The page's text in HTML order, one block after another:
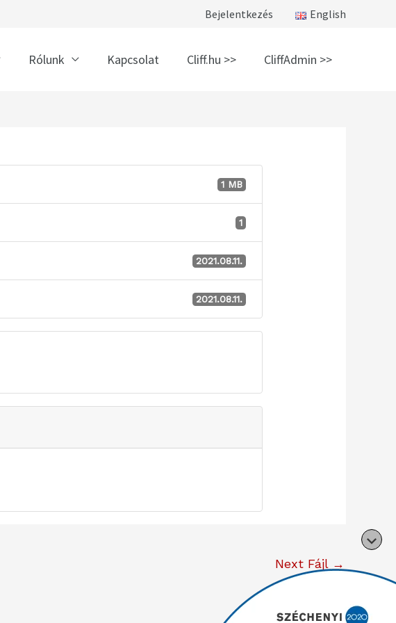
Bejelentkezés English
Rólunk Kapcsolat Cliff.hu >> CliffAdmin >>
1 MB
1
2021.08.11.
2021.08.11.
Next Fájl →